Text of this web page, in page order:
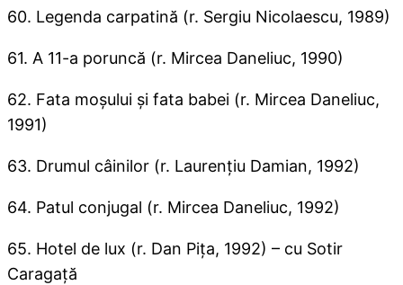
60. Legenda carpatină (r. Sergiu Nicolaescu, 1989)
61. A 11-a poruncă (r. Mircea Daneliuc, 1990)
62. Fata moşului şi fata babei (r. Mircea Daneliuc,
1991)
63. Drumul câinilor (r. Laurenţiu Damian, 1992)
64. Patul conjugal (r. Mircea Daneliuc, 1992)
65. Hotel de lux (r. Dan Piţa, 1992) – cu Sotir
Caragaţă